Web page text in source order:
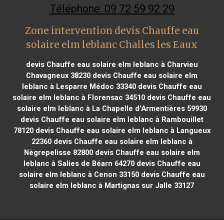
Téléphone: 09 72 59 92 29
Zone intervention devis Chauffe eau
solaire elm leblanc Challes les Eaux
devis Chauffe eau solaire elm leblanc à Charvieu
Chavagneux 38230 devis Chauffe eau solaire elm
leblanc à Lesparre Médoc 33340devis Chauffe eau
solaire elm leblanc à Florensac 34510 devis Chauffe eau
solaire elm leblanc à La Chapelle d'Armentières 59930
devis Chauffe eau solaire elm leblanc à Rambouillet
78120devis Chauffe eau solaire elm leblanc à Langueux
22360devis Chauffe eau solaire elm leblanc à
Nègrepelisse 82800devis Chauffe eau solaire elm
leblanc à Salies de Béarn 64270devis Chauffe eau
solaire elm leblanc à Cenon 33150devis Chauffe eau
solaire elm leblanc à Martignas sur Jalle 33127